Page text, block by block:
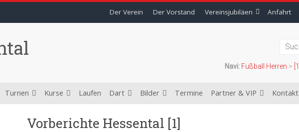
Der Verein Der Vorstand Vereinsjubiläen Anfahrt
Navi: Fußball Herren > [1]
Turnen Kurse Laufen Dart Bilder Termine Partner & VIP Kontakt
Vorberichte Hessental [1]